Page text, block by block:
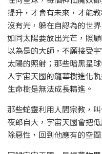
提升，才會有未來，才能
沒有光，躲在自認為的世
如同太陽要放出光芒，照
以為是的大師，不願接受
太陽的照射；那些暗黑星
入宇宙天國的龍華樹進化
生命樹是無法成長精進。
那些蛇靈利用人間宗教，
夜郎自大，宇宙天國會把
除惡性，回到他應有的空